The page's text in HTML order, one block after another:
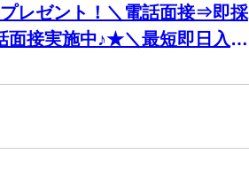
レゼント！＼電話面接⇒即採
面接実施中♪★＼最短即日入寮